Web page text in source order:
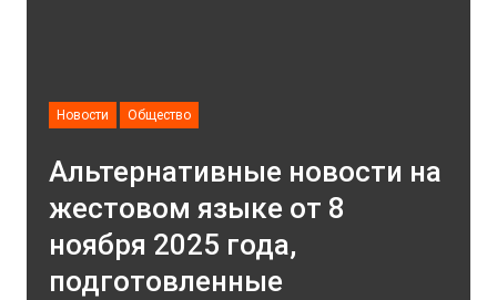
Новости Общество
Альтернативные новости на
жестовом языке от 8
ноября 2025 года,
подготовленные